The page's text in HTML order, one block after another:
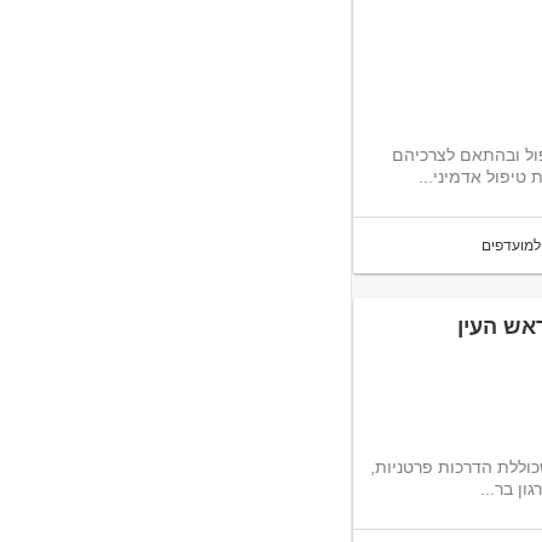
ובהתאם לצרכיהם
העין
הדרכות פרטניות,